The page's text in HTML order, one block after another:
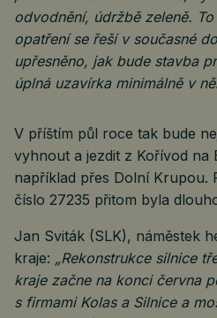
odvodnění, údržbě zeleně.
opatření se řeší v současné
upřesněno, jak bude stavba
úplná uzavírka minimálně v
V příštím půl roce tak bude
vyhnout a jezdit z Kořívod na
například přes Dolní Krupou.
číslo 27235 přitom byla
Jan Sviták (SLK), náměstek
kraje: „Rekonstrukce silnice
kraje začne na konci června
s firmami Kolas a Silnice a